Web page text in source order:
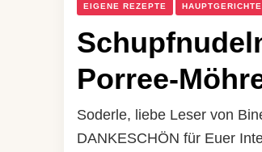
EIGENE REZEPTE
Porree-
Soderle, liebe Leser von
DANKESCHÖN für Euer